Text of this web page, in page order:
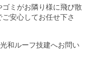
ミがお隣り様に飛び散
安心してお任せ下さ
和ルーフ技建へお問い